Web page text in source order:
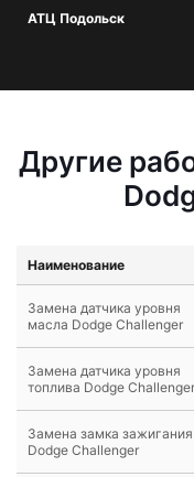
АТЦ Подольск
Другие
Наименование
Замена датчика уровня
масла Dodge Challenger
Замена датчика уровня
топлива Dodge Challenger
Замена замка зажигания
Dodge Challenger